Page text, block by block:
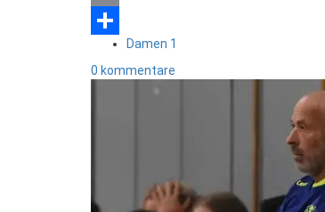
Email
Teilen Damen 1
0 kommentare